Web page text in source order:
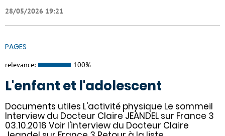
28/05/2026 19:21
PAGES
relevance: 100%
L'enfant et l'adolescent
Documents utiles L'activité physique Le sommeil
Interview du Docteur Claire JEANDEL sur France 3
03.10.2016 Voir l'interview du Docteur Claire